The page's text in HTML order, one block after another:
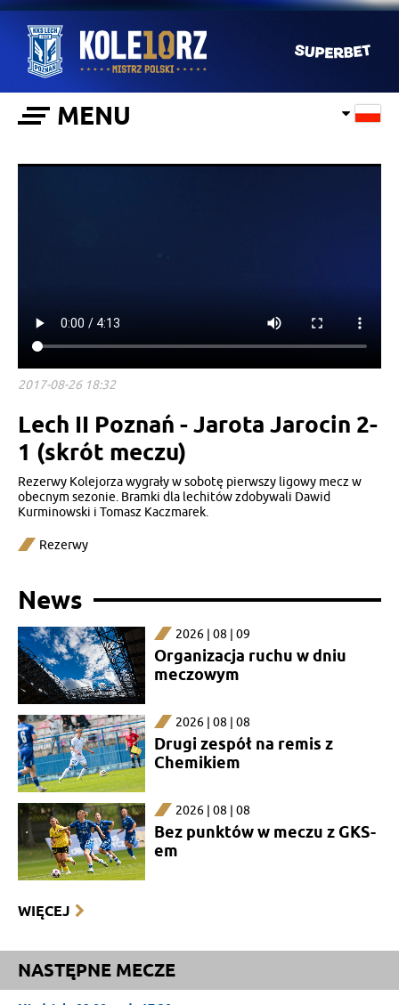
MENU
2017-08-26 18:32
Lech II Poznań - Jarota Jarocin 2-
1 (skrót meczu)
Rezerwy Kolejorza wygrały w sobotę pierwszy ligowy mecz w
obecnym sezonie. Bramki dla lechitów zdobywali Dawid
Kurminowski i Tomasz Kaczmarek.
Rezerwy
News
2026 | 08 | 09
Organizacja ruchu w dniu
meczowym
2026 | 08 | 08
Drugi zespół na remis z
Chemikiem
2026 | 08 | 08
Bez punktów w meczu z GKS-
em
WIĘCEJ
NASTĘPNE MECZE